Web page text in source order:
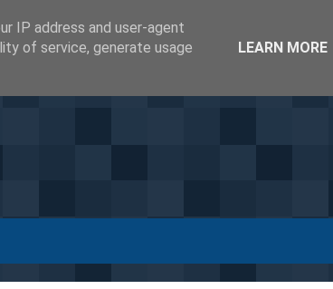
IP address and user-agent
of service, generate usage
LEARN MORE